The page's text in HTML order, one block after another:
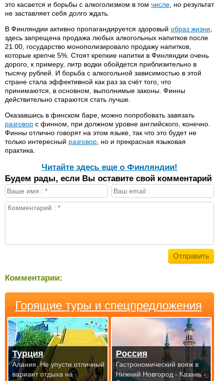
это касается и борьбы с алкоголизмом в том числе , но результат
не заставляет себя долго ждать.
В Финляндии активно пропагандируется здоровый образ жизни
здесь запрещена продажа любых алкогольных напитков после
21.00, государство монополизировало продажу напитков,
которые крепче 5%. Стоят крепкие напитки в Финляндии очень
дорого, к примеру, литр водки обойдется приблизительно в
тысячу рублей. И борьба с алкогольной зависимостью в этой
стране стала эффективной как раз за счёт того, что
принимаются, в основном, выполнимые законы. Финны
действительно стараются стать лучше.
Оказавшись в финском баре, можно попробовать завязать
разговор с финном, при должном уровне английского, конечно.
Финны отлично говорят на этом языке, так что это будет не
только интересный разговор , но и прекрасная языковая
практика.
Читайте здесь еще о Финляндии!
Будем рады, если Вы оставите свой комментарий
Комментарии:
Горящие туры и спецпредложения
Турция
Алания. Не упусти отличный
вариант отдыха на
Россия
Гастрономический вояж в
Нижний Новгород - Казань -